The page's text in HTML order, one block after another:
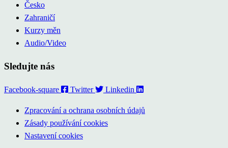
Česko
Zahraničí
Kurzy měn
Audio/Video
Sledujte nás
Facebook-square Twitter Linkedin
Zpracování a ochrana osobních údajů
Zásady používání cookies
Nastavení cookies